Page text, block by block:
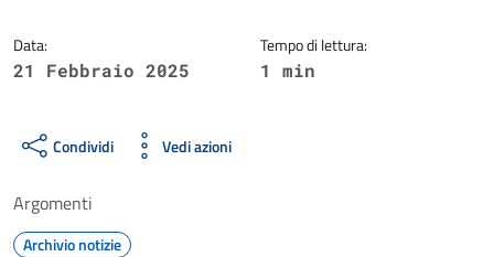
Data:
21 Febbraio 2025
Tempo di lettura:
1 min
Condividi Vedi azioni
Argomenti
Archivio notizie